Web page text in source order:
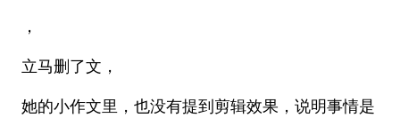
，
立马删了文，
她的小作文里，也没有提到剪辑效果，说明事情是